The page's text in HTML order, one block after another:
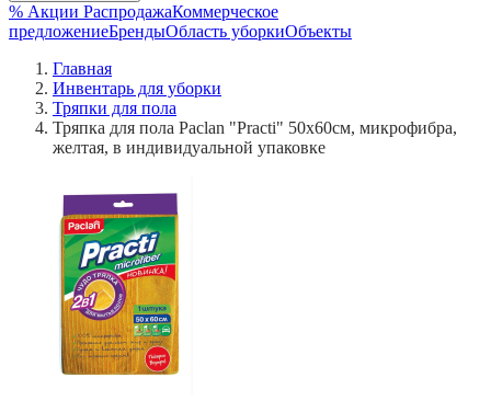
% Акции РаспродажаКоммерческое
предложениеБрендыОбласть уборкиОбъекты
Главная
Инвентарь для уборки
Тряпки для пола
Тряпка для пола Paclan "Practi" 50х60см, микрофибра,
желтая, в индивидуальной упаковке